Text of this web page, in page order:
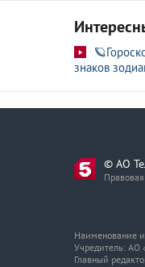
знаков
© АО
Наименование
Учредитель: АО
Главный